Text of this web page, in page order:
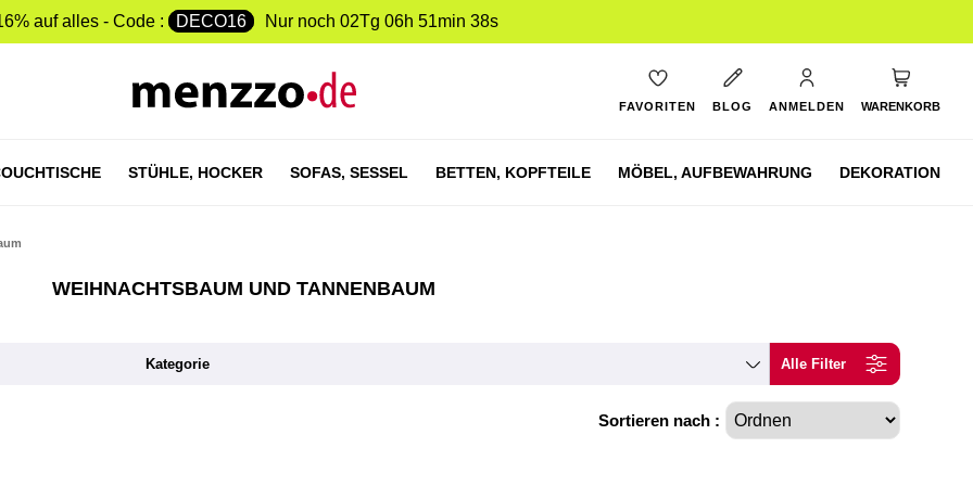
auf alles - Code : DECO16 Nur noch 02Tg 06h 51min 38s
FAVORITEN BLOG ANMELDEN WARENKORB
STÜHLE, HOCKER SOFAS, SESSEL BETTEN, KOPFTEILE MÖBEL, AUFBEWAHRUNG DEKORATION
WEIHNACHTSBAUM UND TANNENBAUM
Kategorie Alle Filter
Sortieren nach :